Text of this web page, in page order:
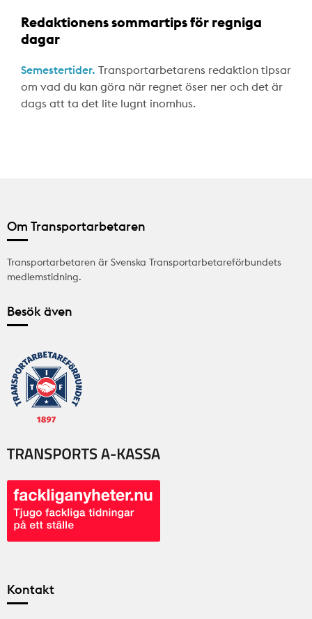
Redaktionens sommartips för regniga
dagar
Semestertider. Transportarbetarens redaktion tipsar
om vad du kan göra när regnet öser ner och det är
dags att ta det lite lugnt inomhus.
Om Transportarbetaren
Transportarbetaren är Svenska Transportarbetareförbundets
medlemstidning.
Besök även
Kontakt